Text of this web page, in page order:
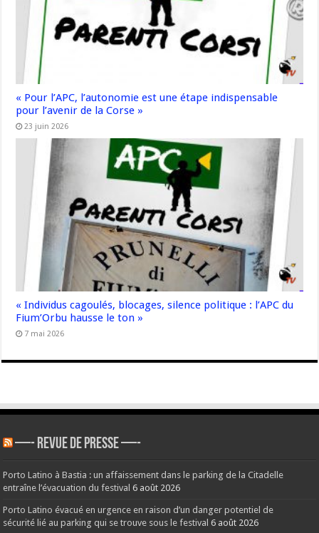
« Pour l’APC, l’autonomie est une étape indispensable
pour l’avenir de la Corse »
23 juin 2026
« Individus cagoulés, blocages, silence politique : l’APC du
Fium’Orbu hausse le ton »
7 mai 2026
—- REVUE DE PRESSE —-
Porto Latino à Bastia : un affaissement dans le parking de la Citadelle
entraîne l’évacuation du festival 6 août 2026
Porto Latino évacué en urgence en raison d’un danger potentiel de
sécurité lié au parking qui se trouve sous le festival 6 août 2026